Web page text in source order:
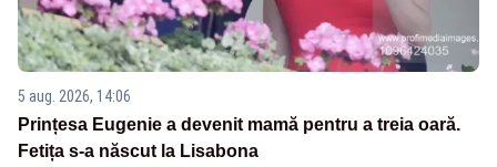
5 aug. 2026, 14:06
Prințesa Eugenie a devenit mamă pentru a treia oară.
Fetița s-a născut la Lisabona